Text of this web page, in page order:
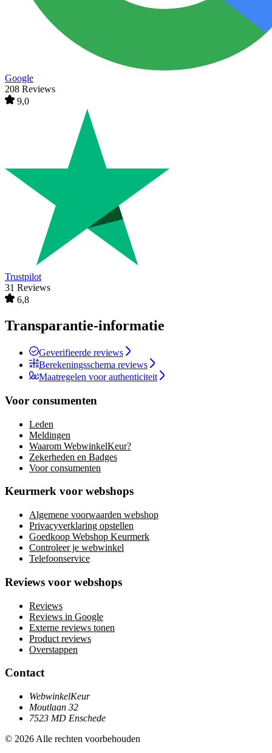
Google
208 Reviews
9,0
Trustpilot
31 Reviews
6,8
Transparantie-informatie
Geverifieerde reviews
Berekeningsschema reviews
Maatregelen voor authenticiteit
Voor consumenten
Leden
Meldingen
Waarom WebwinkelKeur?
Zekerheden en Badges
Voor consumenten
Keurmerk voor webshops
Algemene voorwaarden webshop
Privacyverklaring opstellen
Goedkoop Webshop Keurmerk
Controleer je webwinkel
Telefoonservice
Reviews voor webshops
Reviews
Reviews in Google
Externe reviews tonen
Product reviews
Overstappen
Contact
WebwinkelKeur
Moutlaan 32
7523 MD Enschede
© 2026 Alle rechten voorbehouden